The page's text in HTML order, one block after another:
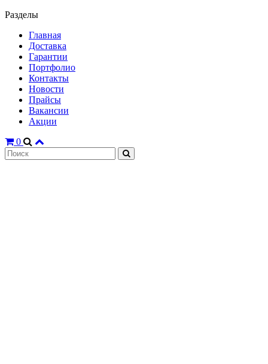
Разделы
Главная
Доставка
Гарантии
Портфолио
Контакты
Новости
Прайсы
Вакансии
Акции
0